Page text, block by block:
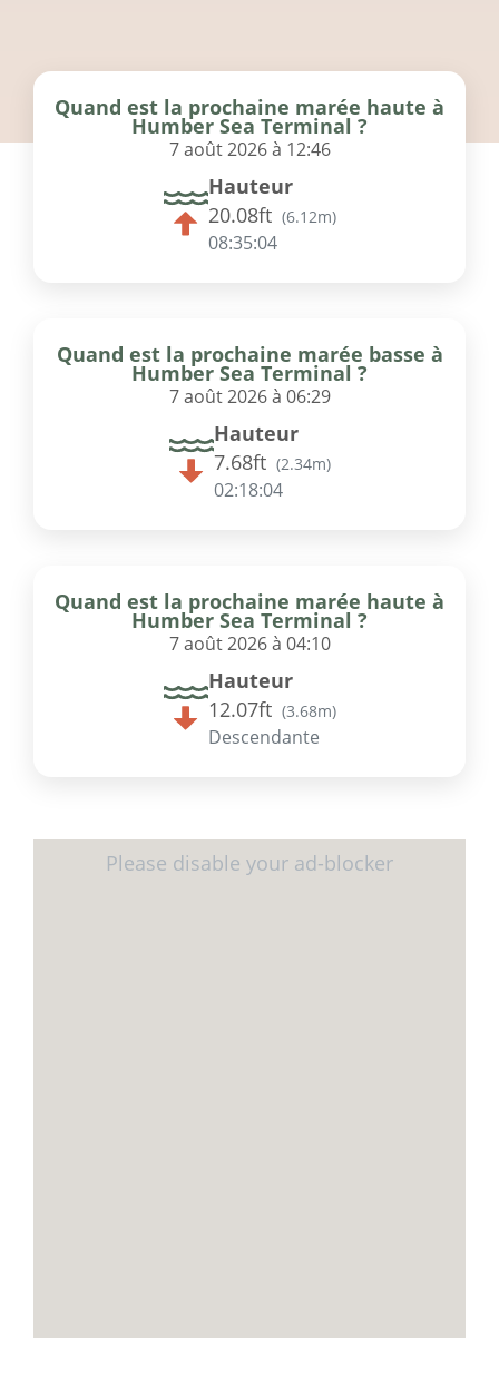
Quand est la prochaine marée haute à
Humber Sea Terminal ?
7 août 2026 à 12:46
Hauteur
20.08ft (6.12m)
08:35:04
Quand est la prochaine marée basse à
Humber Sea Terminal ?
7 août 2026 à 06:29
Hauteur
7.68ft (2.34m)
02:18:04
Quand est la prochaine marée haute à
Humber Sea Terminal ?
7 août 2026 à 04:10
Hauteur
12.07ft (3.68m)
Descendante